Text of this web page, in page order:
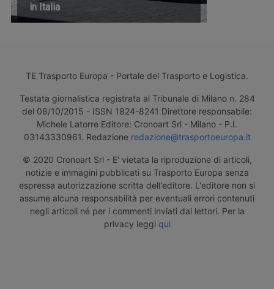
in Italia
TE Trasporto Europa - Portale del Trasporto e Logistica.
Testata giornalistica registrata al Tribunale di Milano n. 284
del 08/10/2015 - ISSN 1824-8241 Direttore responsabile:
Michele Latorre Editore: Cronoart Srl - Milano - P.I.
03143330961. Redazione redazione@trasportoeuropa.it
© 2020 Cronoart Srl - E' vietata la riproduzione di articoli,
notizie e immagini pubblicati su Trasporto Europa senza
espressa autorizzazione scritta dell'editore. L'editore non si
assume alcuna responsabilità per eventuali errori contenuti
negli articoli né per i commenti inviati dai lettori. Per la
privacy leggi qui